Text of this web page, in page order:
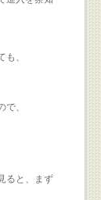
、
、
ると、まず